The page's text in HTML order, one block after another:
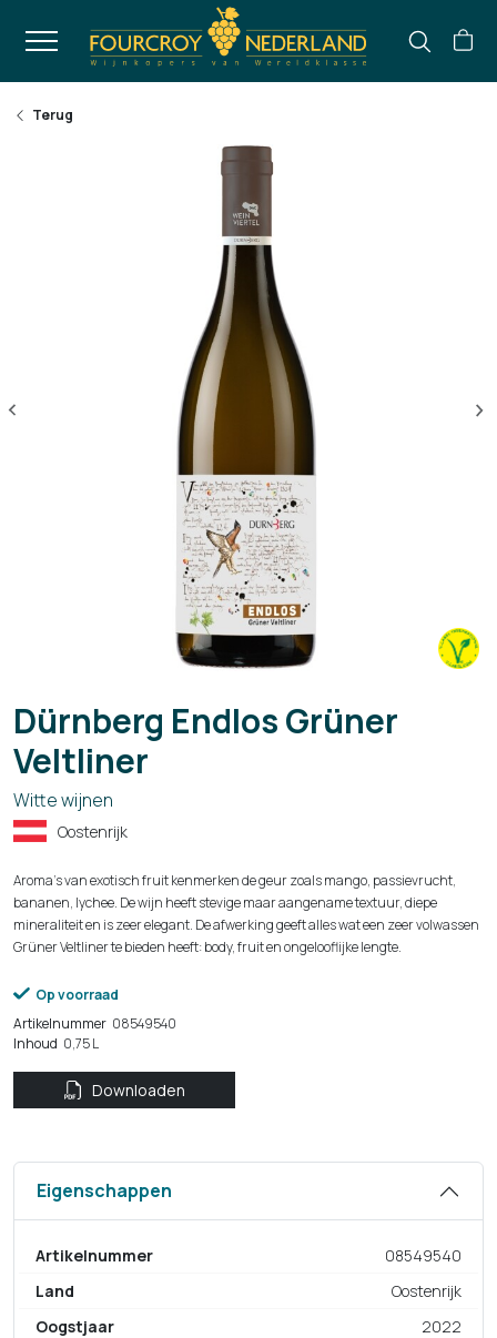
Terug
Dürnberg Endlos Grüner
Veltliner
Witte wijnen
Oostenrijk
Aroma's van exotisch fruit kenmerken de geur zoals mango, passievrucht,
bananen, lychee. De wijn heeft stevige maar aangename textuur, diepe
mineraliteit en is zeer elegant. De afwerking geeft alles wat een zeer volwassen
Grüner Veltliner te bieden heeft: body, fruit en ongelooflijke lengte.
Op voorraad
Artikelnummer 08549540
Inhoud 0,75 L
Downloaden
Eigenschappen
Artikelnummer
08549540
Land
Oostenrijk
Oogstjaar
2022